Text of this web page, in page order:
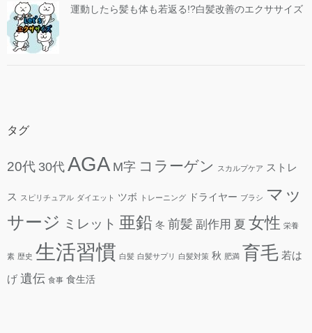
運動したら髪も体も若返る!?白髪改善のエクササイズ
タグ
20代 30代AGA M字 コラーゲン スカルプケア ストレ
ス スピリチュアル ダイエット ツボ トレーニング ドライヤー ブラシ マッ
サージ ミレット 亜鉛 冬 前髪 副作用 夏 女性 栄養
素 歴史 生活習慣 白髪 白髪サプリ 白髪対策 秋 肥満 育毛 若は
げ 遺伝 食事 食生活